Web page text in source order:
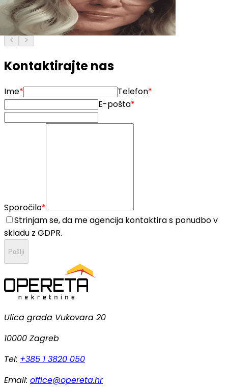
Od prvega srečanja z agentko Marino Zubak in
sodelovanja z Opereto, sem čutil popoln zaupanje, da
bo moja nepremičnina uspešno prodana.
Kontaktirajte nas
Ime* Telefon*
E-pošta*
Sporočilo*
Strinjam se, da me agencija kontaktira s ponudbo v
skladu z GDPR.
Pošlji
Ulica grada Vukovara 20
10000 Zagreb
Tel: +385 1 3820 050
Email: office@opereta.hr